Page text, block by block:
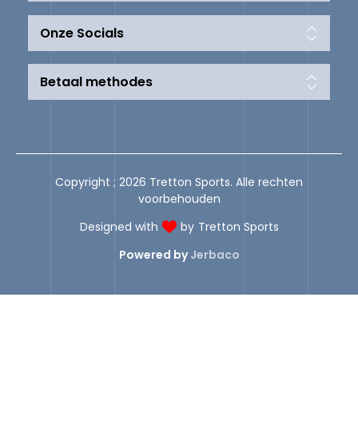
Onze Socials
Betaal methodes
Copyright ; 2026 Tretton Sports. Alle rechten
voorbehouden
Designed with
by Tretton Sports
Powered byJerbaco